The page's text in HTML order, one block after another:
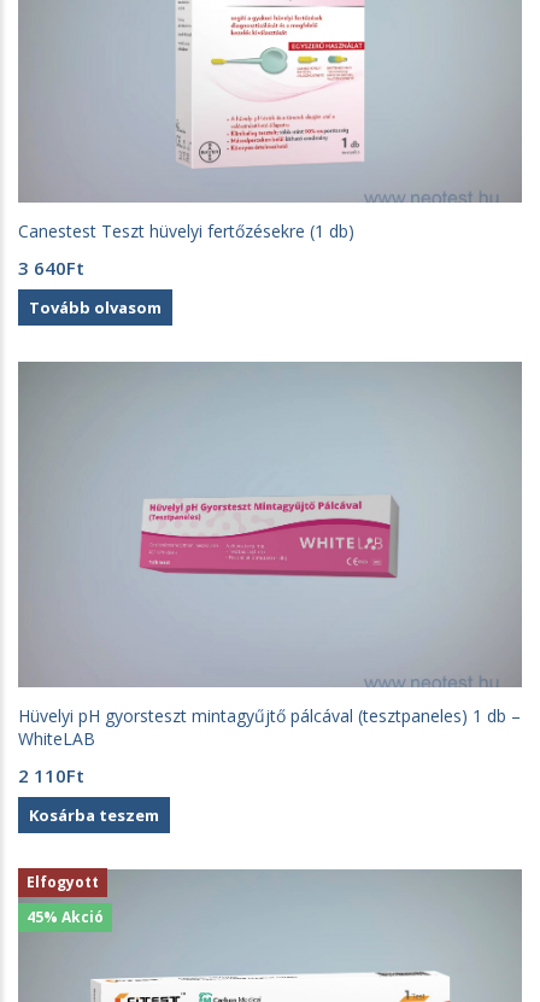
Canestest Teszt hüvelyi fertőzésekre (1 db)
3 640Ft
Tovább olvasom
Hüvelyi pH gyorsteszt mintagyűjtő pálcával (tesztpaneles) 1 db –
WhiteLAB
2 110Ft
Kosárba teszem
Elfogyott
45% Akció